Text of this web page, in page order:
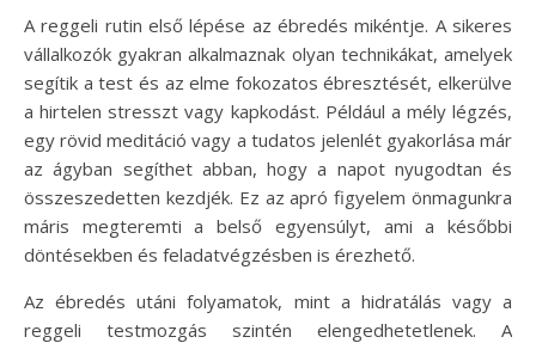
A reggeli rutin első lépése az ébredés mikéntje. A sikeres
vállalkozók gyakran alkalmaznak olyan technikákat, amelyek
segítik a test és az elme fokozatos ébresztését, elkerülve
a hirtelen stresszt vagy kapkodást. Például a mély légzés,
egy rövid meditáció vagy a tudatos jelenlét gyakorlása már
az ágyban segíthet abban, hogy a napot nyugodtan és
összeszedetten kezdjék. Ez az apró figyelem önmagunkra
máris megteremti a belső egyensúlyt, ami a későbbi
döntésekben és feladatvégzésben is érezhető.
Az ébredés utáni folyamatok, mint a hidratálás vagy a
reggeli testmozgás szintén elengedhetetlenek. A